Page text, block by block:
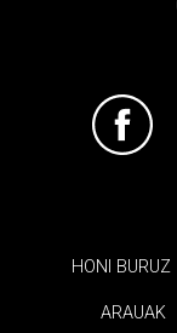
HONI BURUZ
ARAUAK